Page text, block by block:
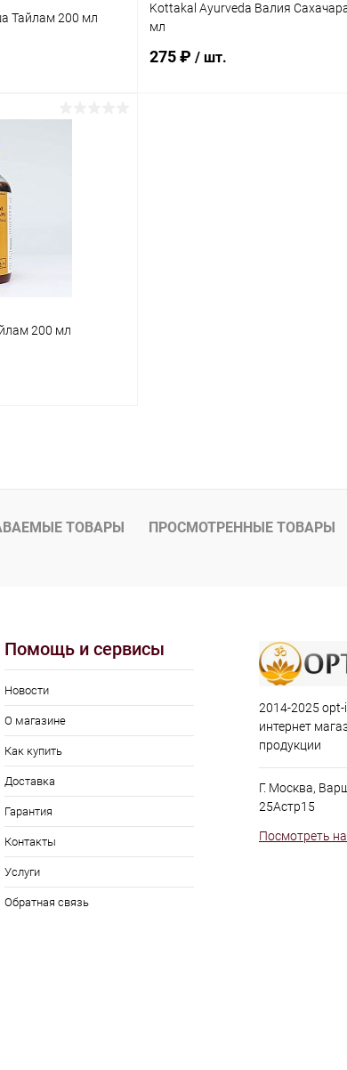
Тайлам 200 мл
Kottakal Ayurveda Валия
мл
275 ₽ / шт.
200 мл
Сравнение
Под заказ
ТОВАРЫ ПРОСМОТРЕННЫЕ ТОВАРЫ
Помощь и сервисы
Новости
О магазине
Как купить
Доставка
Гарантия
Контакты
Услуги
Обратная связь
2014-2025
интернет
продукции
Г. Москва,
25Астр15
Посмотреть на